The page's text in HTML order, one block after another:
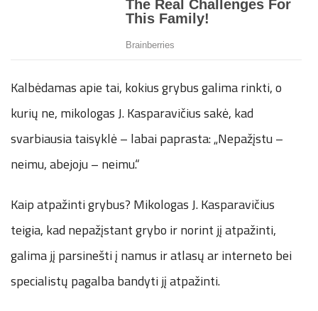
Kalbėdamas apie tai, kokius grybus galima rinkti, o
kurių ne, mikologas J. Kasparavičius sakė, kad
svarbiausia taisyklė – labai paprasta: „Nepažįstu –
neimu, abejoju – neimu.“
Kaip atpažinti grybus? Mikologas J. Kasparavičius
teigia, kad nepažįstant grybo ir norint jį atpažinti,
galima jį parsinešti į namus ir atlasų ar interneto bei
specialistų pagalba bandyti jį atpažinti.